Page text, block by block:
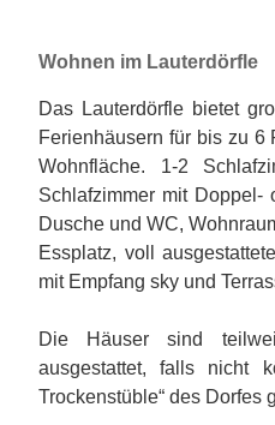
Wohnen im Lauterdörfle
Das Lauterdörfle bietet
Ferienhäusern für bis zu 6
Wohnfläche. 1-2
Schlafzimmer mit Doppel-
Dusche und WC,
Essplatz, voll
mit Empfang sky und
Die Häuser sind
ausgestattet, falls nicht
Trockenstüble“ des Dorfes